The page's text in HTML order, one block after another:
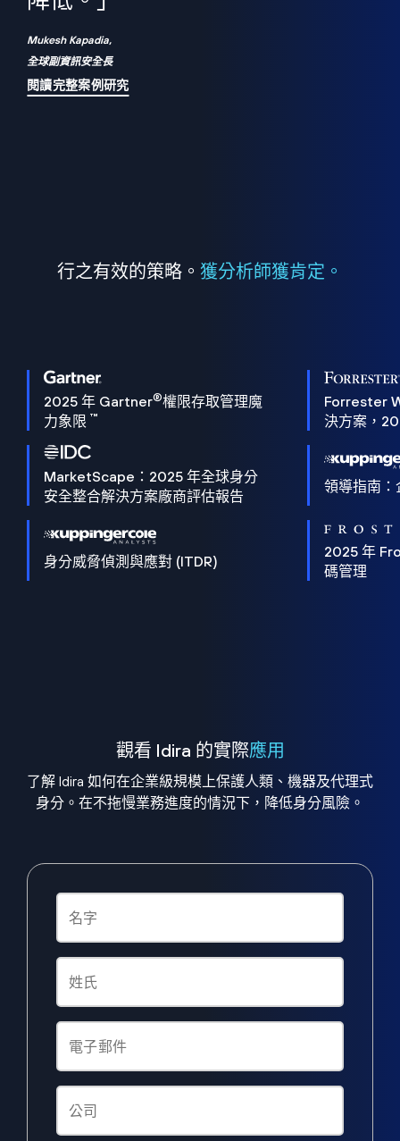
Mukesh Kapadia,
全球副資訊安全長
閱讀完整案例研究
行之有效的策略。 獲分析師獲肯定。
2025 年 Gartner®權限存取管理魔
力象限 ™
Forrester
決方案，
MarketScape：2025 年全球身分
安全整合解決方案廠商評估報告
領導指南
身分威脅偵測與應對 (ITDR)
2025 年
碼管理
觀看 Idira 的實際應用
了解 Idira 如何在企業級規模上保護人類、機器及代理式
身分。在不拖慢業務進度的情況下，降低身分風險。